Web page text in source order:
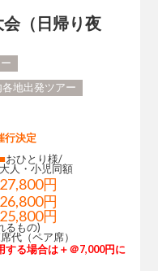
（日帰り夜
地出発ツアー
行決定
■おひとり様/
大人・小児同額
27,800円
26,800円
25,800円
るもの)
代（ペア席）
する場合は＋＠7,000円に